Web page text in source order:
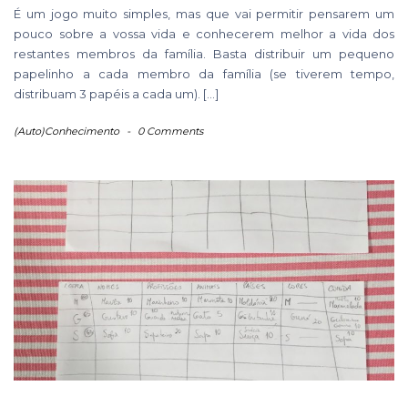
É um jogo muito simples, mas que vai permitir pensarem um
pouco sobre a vossa vida e conhecerem melhor a vida dos
restantes membros da família. Basta distribuir um pequeno
papelinho a cada membro da família (se tiverem tempo,
distribuam 3 papéis a cada um). […]
(Auto)Conhecimento - 0 Comments